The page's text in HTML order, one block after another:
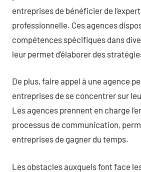
entreprises de bénéficier de
professionnelle. Ces agences
compétences spécifiques dans
leur permet d’élaborer des
De plus, faire appel à une agence
entreprises de se concentrer sur
Les agences prennent en charge
processus de communication,
entreprises de gagner du temps.
Les obstacles auxquels font face